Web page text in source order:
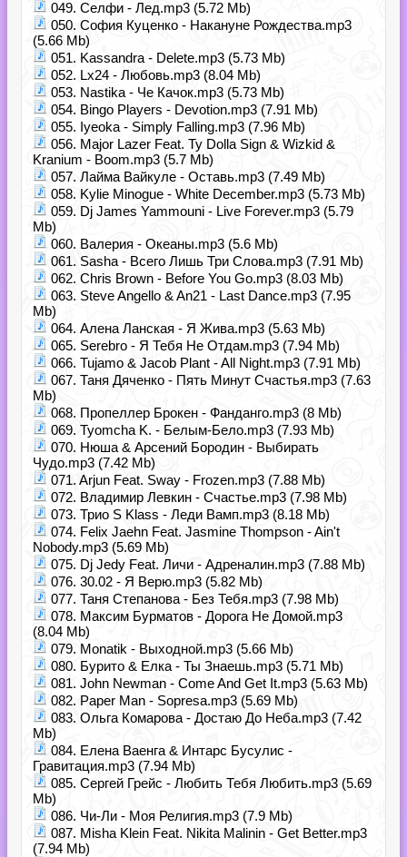
049. Селфи - Лед.mp3 (5.72 Mb)
050. София Куценко - Накануне Рождества.mp3
(5.66 Mb)
051. Kassandra - Delete.mp3 (5.73 Mb)
052. Lx24 - Любовь.mp3 (8.04 Mb)
053. Nastika - Че Качок.mp3 (5.73 Mb)
054. Bingo Players - Devotion.mp3 (7.91 Mb)
055. Iyeoka - Simply Falling.mp3 (7.96 Mb)
056. Major Lazer Feat. Ty Dolla Sign & Wizkid &
Kranium - Boom.mp3 (5.7 Mb)
057. Лайма Вайкуле - Оставь.mp3 (7.49 Mb)
058. Kylie Minogue - White December.mp3 (5.73 Mb)
059. Dj James Yammouni - Live Forever.mp3 (5.79
Mb)
060. Валерия - Океаны.mp3 (5.6 Mb)
061. Sasha - Всего Лишь Три Слова.mp3 (7.91 Mb)
062. Chris Brown - Before You Go.mp3 (8.03 Mb)
063. Steve Angello & An21 - Last Dance.mp3 (7.95
Mb)
064. Алена Ланская - Я Жива.mp3 (5.63 Mb)
065. Serebro - Я Тебя Не Отдам.mp3 (7.94 Mb)
066. Tujamo & Jacob Plant - All Night.mp3 (7.91 Mb)
067. Таня Дяченко - Пять Минут Счастья.mp3 (7.63
Mb)
068. Пропеллер Брокен - Фанданго.mp3 (8 Mb)
069. Tyomcha K. - Белым-Бело.mp3 (7.93 Mb)
070. Нюша & Арсений Бородин - Выбирать
Чудо.mp3 (7.42 Mb)
071. Arjun Feat. Sway - Frozen.mp3 (7.88 Mb)
072. Владимир Левкин - Счастье.mp3 (7.98 Mb)
073. Трио S Klass - Леди Вамп.mp3 (8.18 Mb)
074. Felix Jaehn Feat. Jasmine Thompson - Ain't
Nobody.mp3 (5.69 Mb)
075. Dj Jedy Feat. Личи - Адреналин.mp3 (7.88 Mb)
076. 30.02 - Я Верю.mp3 (5.82 Mb)
077. Таня Степанова - Без Тебя.mp3 (7.98 Mb)
078. Максим Бурматов - Дорога Не Домой.mp3
(8.04 Mb)
079. Monatik - Выходной.mp3 (5.66 Mb)
080. Бурито & Елка - Ты Знаешь.mp3 (5.71 Mb)
081. John Newman - Come And Get It.mp3 (5.63 Mb)
082. Paper Man - Sopresa.mp3 (5.69 Mb)
083. Ольга Комарова - Достаю До Неба.mp3 (7.42
Mb)
084. Елена Ваенга & Интарс Бусулис -
Гравитация.mp3 (7.94 Mb)
085. Сергей Грейс - Любить Тебя Любить.mp3 (5.69
Mb)
086. Чи-Ли - Моя Религия.mp3 (7.9 Mb)
087. Misha Klein Feat. Nikita Malinin - Get Better.mp3
(7.94 Mb)